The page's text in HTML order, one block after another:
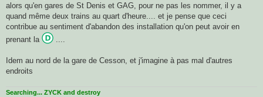
alors qu'en gares de St Denis et GAG, pour ne pas les nommer, il y a
quand même deux trains au quart d'heure.... et je pense que ceci
contribue au sentiment d'abandon des installation qu'on peut avoir en
prenant la
Idem au nord de la gare de Cesson, et j'imagine à pas mal d'autres
endroits
Searching... ZYCK and destroy